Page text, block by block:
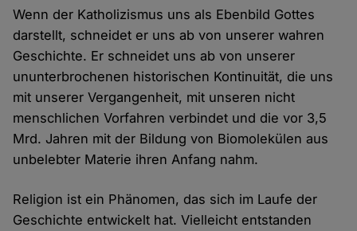
Wenn der Katholizismus uns als Ebenbild Gottes
darstellt, schneidet er uns ab von unserer wahren
Geschichte. Er schneidet uns ab von unserer
ununterbrochenen historischen Kontinuität, die uns
mit unserer Vergangenheit, mit unseren nicht
menschlichen Vorfahren verbindet und die vor 3,5
Mrd. Jahren mit der Bildung von Biomolekülen aus
unbelebter Materie ihren Anfang nahm.
Religion ist ein Phänomen, das sich im Laufe der
Geschichte entwickelt hat. Vielleicht entstanden